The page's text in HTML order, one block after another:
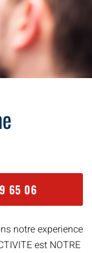
65 06
notre experience
est NOTRE